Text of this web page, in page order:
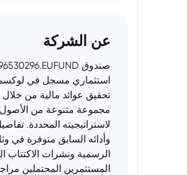
عن الشركة
استثماري مسجل في
تحقيق عوائد مالية من خلال
مجموعة متنوعة من الأصول
لاستراتيجيته المحددة.
وأدائه السابق متوفرة في
الرسمية ونشرات
المستثمرين المحتملين